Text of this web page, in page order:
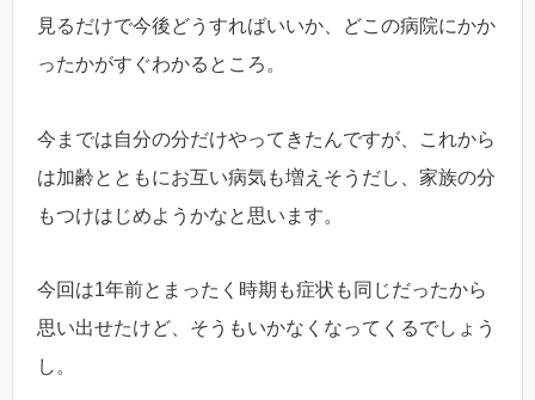
見るだけで今後どうすればいいか、どこの病院にかか
ったかがすぐわかるところ。
今までは自分の分だけやってきたんですが、これから
は加齢とともにお互い病気も増えそうだし、家族の分
もつけはじめようかなと思います。
今回は1年前とまったく時期も症状も同じだったから
思い出せたけど、そうもいかなくなってくるでしょう
し。